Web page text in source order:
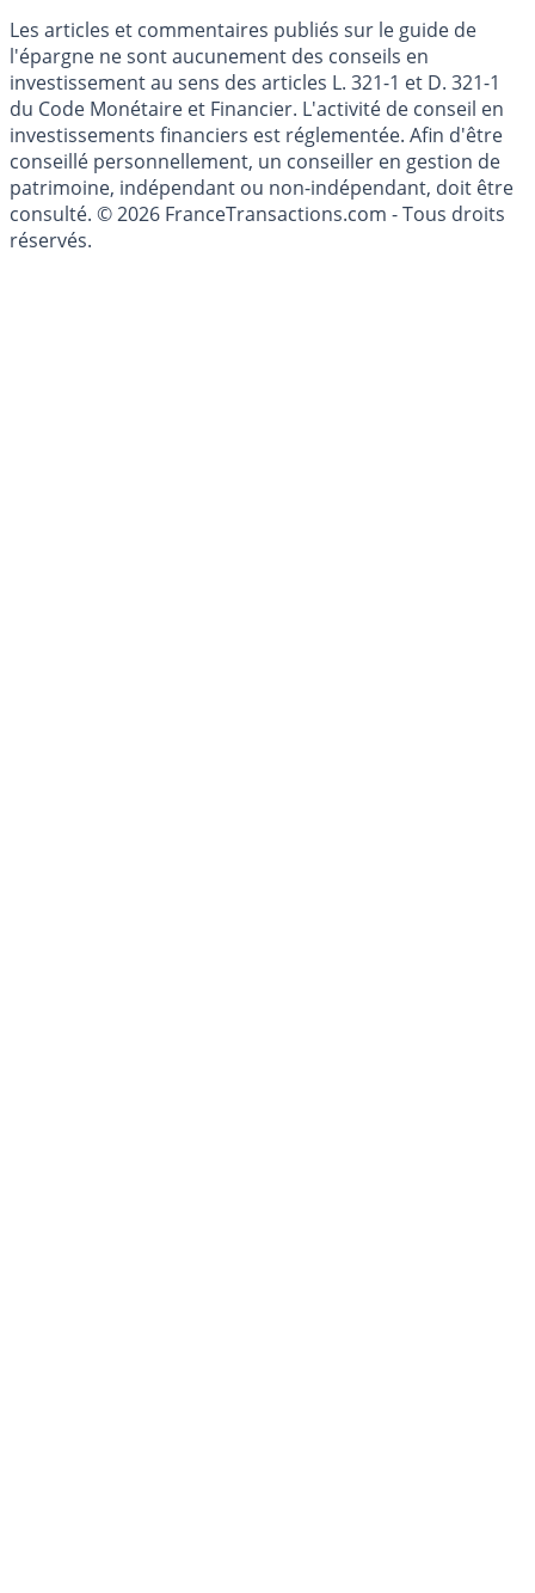
Les articles et commentaires publiés sur le guide de
l'épargne ne sont aucunement des conseils en
investissement au sens des articles L. 321-1 et D. 321-1
du Code Monétaire et Financier. L'activité de conseil en
investissements financiers est réglementée. Afin d'être
conseillé personnellement, un conseiller en gestion de
patrimoine, indépendant ou non-indépendant, doit être
consulté. © 2026 FranceTransactions.com - Tous droits
réservés.